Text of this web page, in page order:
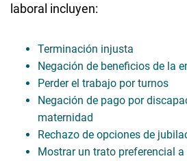
laboral incluyen:
Terminación injusta
Negación de beneficios de la
Perder el trabajo por turnos
Negación de pago por
maternidad
Rechazo de opciones de
Mostrar un trato preferencial a